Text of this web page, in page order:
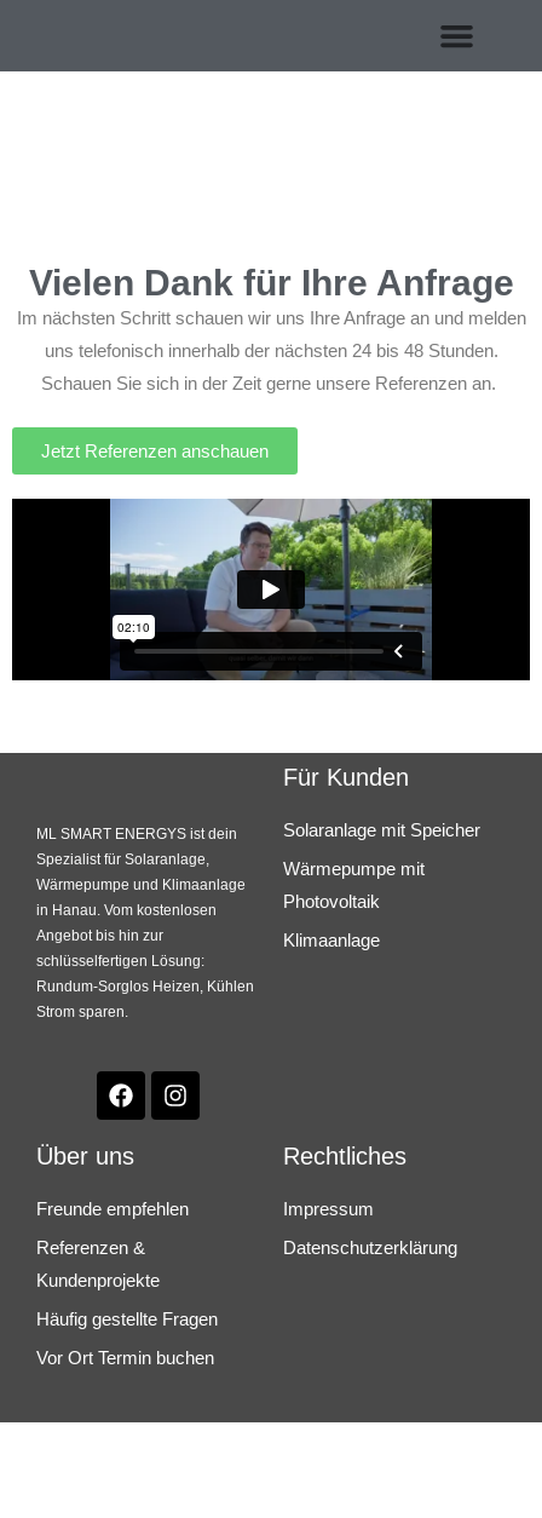
Vielen Dank für Ihre Anfrage
Im nächsten Schritt schauen wir uns Ihre Anfrage an und melden
uns telefonisch innerhalb der nächsten 24 bis 48 Stunden.
Schauen Sie sich in der Zeit gerne unsere Referenzen an.
Jetzt Referenzen anschauen
ML SMART ENERGYS ist dein
Spezialist für Solaranlage,
Wärmepumpe und Klimaanlage
in Hanau. Vom kostenlosen
Angebot bis hin zur
schlüsselfertigen Lösung:
Rundum-Sorglos Heizen, Kühlen
Strom sparen.
Für Kunden
Solaranlage mit Speicher
Wärmepumpe mit
Photovoltaik
Klimaanlage
Über uns
Freunde empfehlen
Referenzen &
Kundenprojekte
Häufig gestellte Fragen
Vor Ort Termin buchen
Rechtliches
Impressum
Datenschutzerklärung